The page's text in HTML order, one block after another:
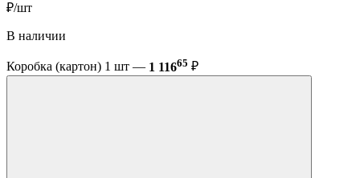
₽/шт
В наличии
Коробка (картон) 1 шт — 1 11665 ₽